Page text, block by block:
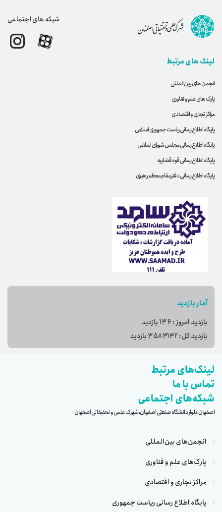
شبکه های اجتماعی
لینک های مرتبط
انجمن های بین المللی
پارک های علم و فناوری
مراکز تجاری و اقتصادی
پایگاه اطلاع رسانی ریاست جمهوری اسلامی
پایگاه اطلاع رسانی مجلس شورای اسلامی
پایگاه اطلاع رسانی قوه قضاییه
پایگاه اطلاع رسانی دفترمقام معظم رهبری
آمار بازدید
بازدید امروز :136بازدید
بازدید کل:3583142بازدید
لینک‌های مرتبط
تماس با ما
شبکه‌های اجتماعی
اصفهان، بلوار دانشگاه صنعتی اصفهان، شهرک علمی و تحقیقاتی اصفهان
انجمن‌های بین‌المللی
پارک‌های علم و فناوری
مراکز تجاری و اقتصادی
پایگاه اطلاع رسانی ریاست جمهوری